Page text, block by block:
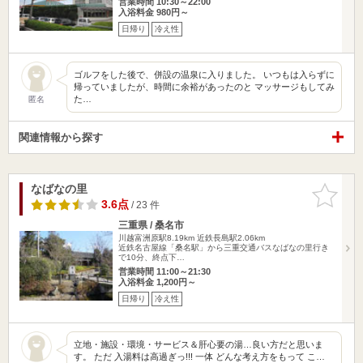
入浴料金 980円～
日帰り 冷え性
匿名
ゴルフをした後で、併設の温泉に入りました。 いつもは入らずに
帰っていましたが、時間に余裕があったのと マッサージもしてみ
た…
関連情報から探す
お気に入
りに追加
なばなの里
3.6点/ 23 件
三重県 / 桑名市
川越富洲原駅8.19km 近鉄長島駅2.06km
近鉄名古屋線「桑名駅」から三重交通バスなばなの里行き
で10分、終点下…
営業時間 11:00～21:30
入浴料金 1,200円～
日帰り 冷え性
立地・施設・環境・サービス＆肝心要の湯…良い方だと思いま
す。 ただ 入湯料は高過ぎっ!!! 一体 どんな考え方をもって こ…